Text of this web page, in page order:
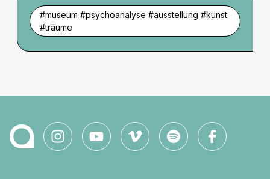
#museum #psychoanalyse #ausstellung #kunst
#träume